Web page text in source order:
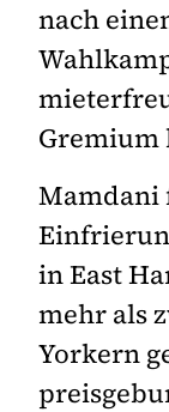
nach
Gremium
Mamdani
in East
mehr als
Yorkern